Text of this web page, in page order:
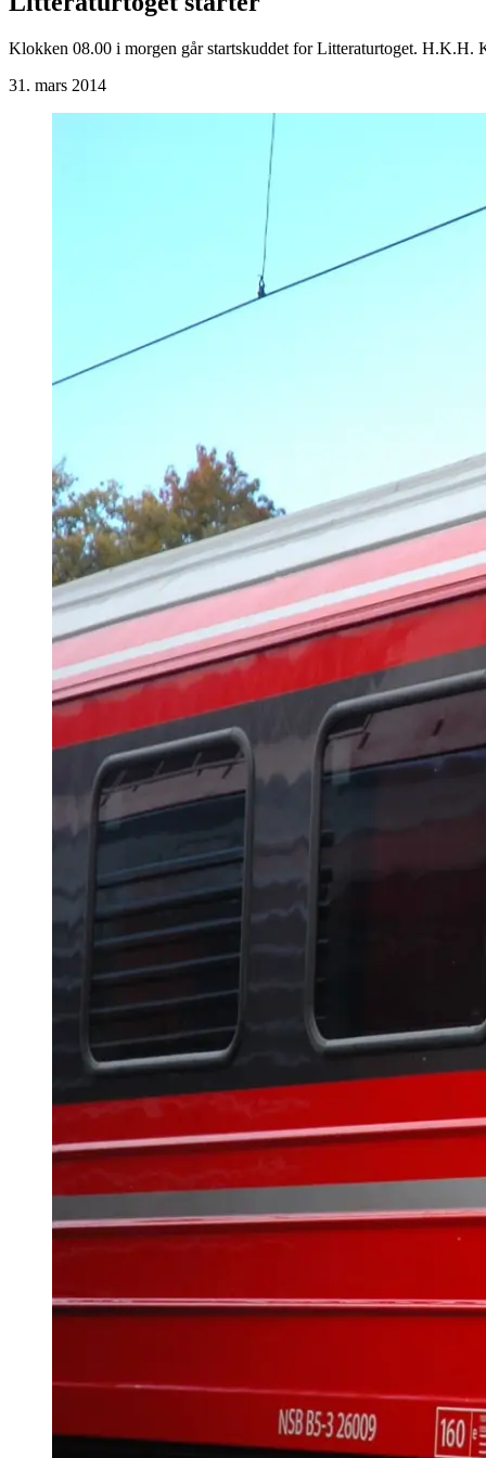
Klokken 08.00 i morgen går startskuddet for Litteraturtoget. H.K.H.
31. mars 2014